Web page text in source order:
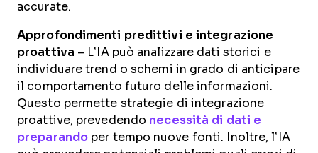
accurate.
Approfondimenti predittivi e integrazione
proattiva – L’IA può analizzare dati storici e
individuare trend o schemi in grado di anticipare
il comportamento futuro delle informazioni.
Questo permette strategie di integrazione
proattive, prevedendo necessità di dati e
preparando per tempo nuove fonti. Inoltre, l’IA